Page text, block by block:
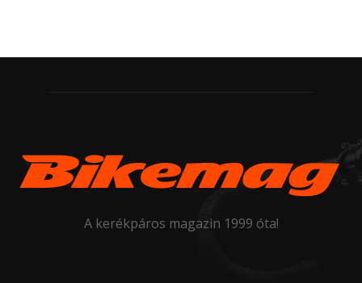
A kerékpáros magazin 1999 óta!